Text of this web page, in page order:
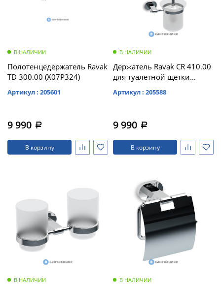
В НАЛИЧИИ
Полотенцедержатель Ravak
TD 300.00 (X07P324)
Артикул : 205601
9 990 a
В корзину
В НАЛИЧИИ
Держатель Ravak CR 410.00
для туалетной щётки
Артикул : 205588
9 990 a
В корзину
В НАЛИЧИИ В НАЛИЧИИ